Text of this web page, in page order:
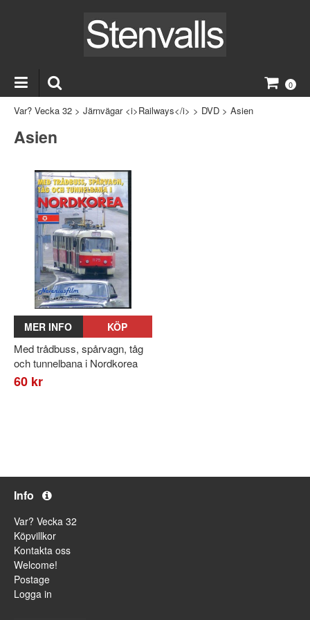
0
Var? Vecka 32 > Järnvägar <i>Railways</i> > DVD > Asien
Asien
MER INFO KÖP
Med trådbuss, spårvagn, tåg
och tunnelbana i Nordkorea
60 kr
Info
Var? Vecka 32
Köpvillkor
Kontakta oss
Welcome!
Postage
Logga in